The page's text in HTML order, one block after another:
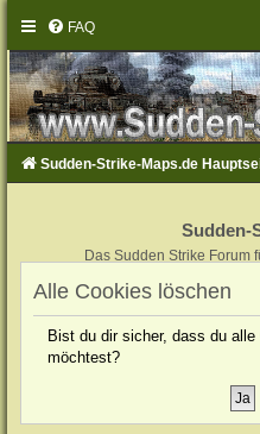
FAQ
Sudden-Strike-Maps.de
Sudden-
Das Sudden Strike Forum
Alle Cookies löschen
Bist du dir sicher, dass du
möchtest?